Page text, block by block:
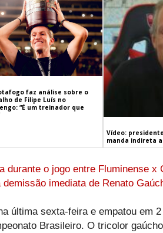
faz análise sobre o
de Filipe Luís no
“É um treinador que
Vídeo:
manda indireta
durante o jogo entre Fluminense x
imediata de Renato
última sexta-feira e empatou em
Brasileiro. O tricolor